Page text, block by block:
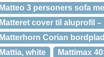
Matteo 3 personers sofa
Matteret cover til aluprofil –
Matterhorn Corian
Mattia, white
Mattimax